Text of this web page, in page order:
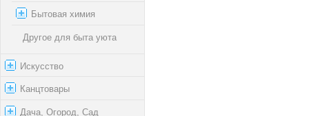
Бытовая химия
Другое для быта уюта
Искусство
Канцтовары
Дача, Огород, Сад